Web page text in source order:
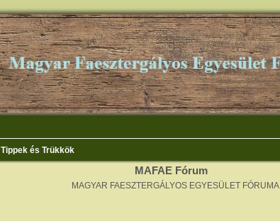
Tippek és Trükkök
MAFAE Fórum
MAGYAR FAESZTERGÁLYOS EGYESÜLET FÓRUMA